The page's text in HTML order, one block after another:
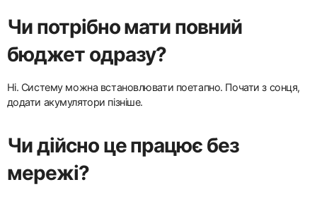
Чи потрібно мати повний
бюджет одразу?
Ні. Систему можна встановлювати поетапно. Почати з сонця,
додати акумулятори пізніше.
Чи дійсно це працює без
мережі?